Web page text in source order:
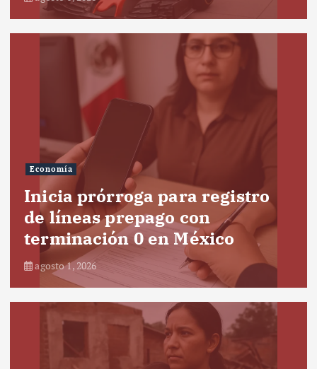
Economía
Inicia prórroga para registro
de líneas prepago con
terminación 0 en México
agosto 1, 2026